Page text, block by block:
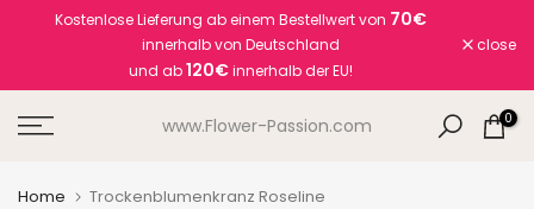
Kostenlose Lieferung ab einem Bestellwert von 70€
innerhalb von Deutschland
und ab120€innerhalb der EU!
close
www.Flower-Passion.com 0
Home Trockenblumenkranz Roseline